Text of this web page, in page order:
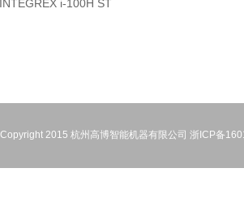
INTEGREX i-100H ST
Copyright 2015 杭州高博智能机器有限公司 浙ICP备